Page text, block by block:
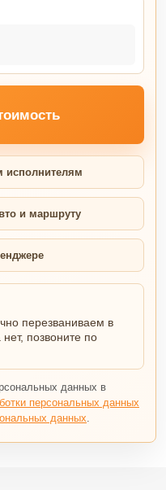
исполнителям
и маршруту
перезваниваем в
позвоните по
данных в
персональных данных
данных.